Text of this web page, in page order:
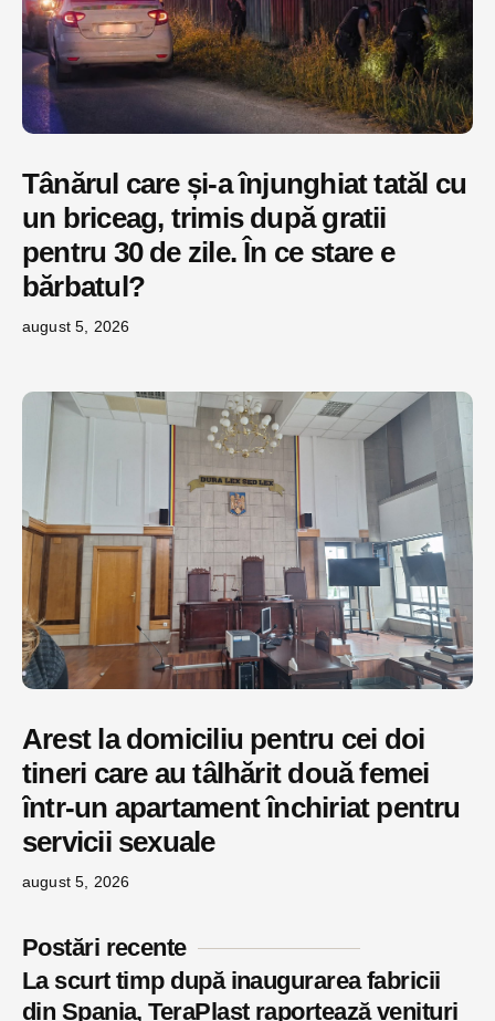
Tânărul care și-a înjunghiat tatăl cu
un briceag, trimis după gratii
pentru 30 de zile. În ce stare e
bărbatul?
august 5, 2026
Arest la domiciliu pentru cei doi
tineri care au tâlhărit două femei
într-un apartament închiriat pentru
servicii sexuale
august 5, 2026
Postări recente
La scurt timp după inaugurarea fabricii
din Spania, TeraPlast raportează venituri